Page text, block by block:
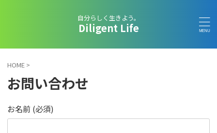
自分らしく生きよう。
Diligent Life
HOME >
お問い合わせ
お名前 (必須)